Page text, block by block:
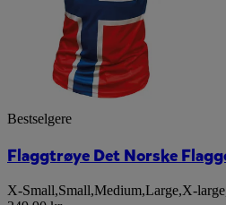
Bestselgere
Flaggtrøye Det Norske
X-Small,Small,Medium,Large,X-large